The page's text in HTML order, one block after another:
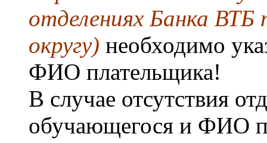
отделениях Банка ВТБ
округу) необходимо
ФИО плательщика!
В случае отсутствия
обучающегося и ФИО